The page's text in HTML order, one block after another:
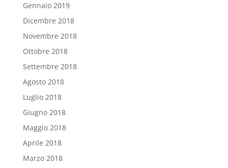
Gennaio 2019
Dicembre 2018
Novembre 2018
Ottobre 2018
Settembre 2018
Agosto 2018
Luglio 2018
Giugno 2018
Maggio 2018
Aprile 2018
Marzo 2018